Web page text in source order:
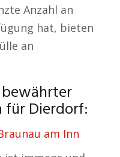
Anzahl an
hat, bieten
an
für Dierdorf:
am Inn